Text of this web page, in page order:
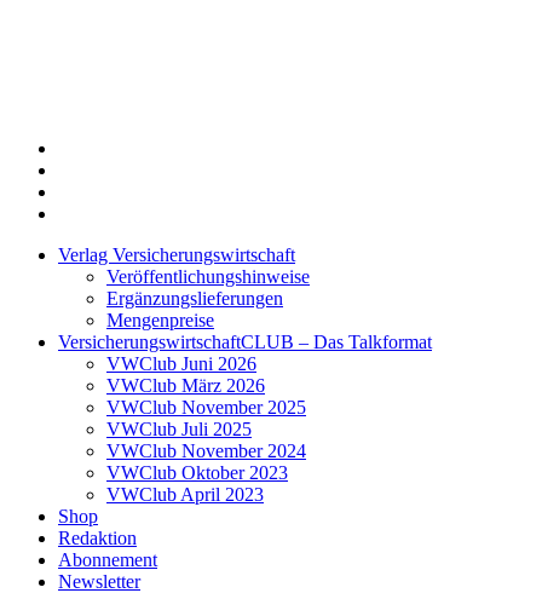
Verlag Versicherungswirtschaft
Veröffentlichungshinweise
Ergänzungslieferungen
Mengenpreise
VersicherungswirtschaftCLUB – Das Talkformat
VWClub Juni 2026
VWClub März 2026
VWClub November 2025
VWClub Juli 2025
VWClub November 2024
VWClub Oktober 2023
VWClub April 2023
Shop
Redaktion
Abonnement
Newsletter